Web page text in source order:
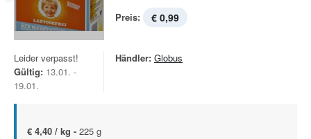
Preis: € 0,99
Leider verpasst!
Gültig: 13.01. -
19.01.
Händler: Globus
€ 4,40 / kg - 225 g